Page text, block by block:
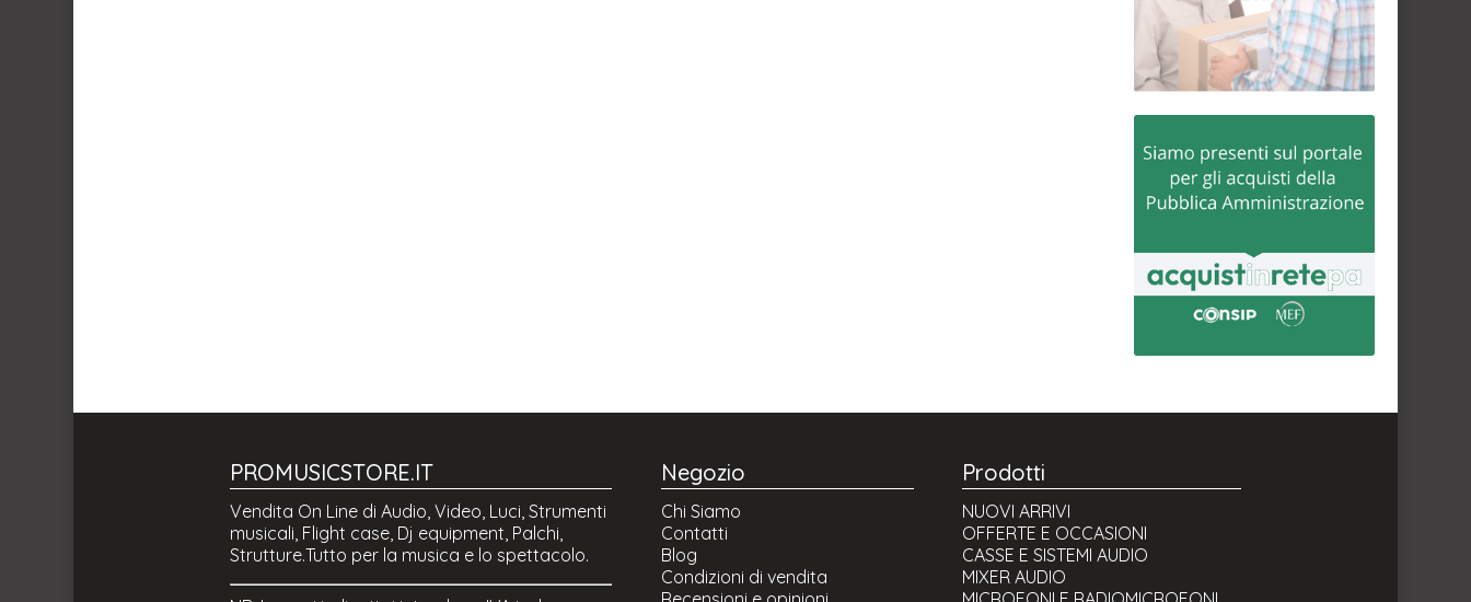
PROMUSICSTORE.IT
Vendita On Line di Audio, Video, Luci, Strumenti
musicali, Flight case, Dj equipment, Palchi,
Strutture.Tutto per la musica e lo spettacolo.
Negozio
Chi Siamo
Contatti
Blog
Condizioni di vendita
Prodotti
NUOVI ARRIVI
OFFERTE E OCCASIONI
CASSE E SISTEMI AUDIO
MIXER AUDIO